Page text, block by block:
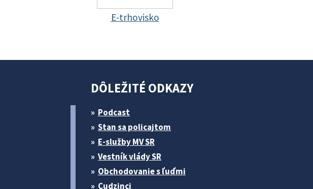
E-trhovisko
DÔLEŽITÉ ODKAZY
Podcast
Stan sa policajtom
E-služby MV SR
Vestník vlády SR
Obchodovanie s ľuďmi
Cudzinci